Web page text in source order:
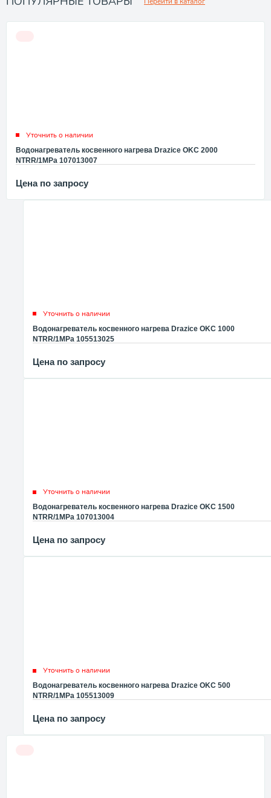
Уточнить о наличии
Водонагреватель косвенного нагрева Drazice OKC 2000
NTRR/1MPa 107013007
Цена по запросу
Уточнить о наличии
Водонагреватель косвенного нагрева Drazice OKC 1000
NTRR/1MPa 105513025
Цена по запросу
Уточнить о наличии
Водонагреватель косвенного нагрева Drazice OKC 1500
NTRR/1MPa 107013004
Цена по запросу
Уточнить о наличии
Водонагреватель косвенного нагрева Drazice OKC 500
NTRR/1MPa 105513009
Цена по запросу